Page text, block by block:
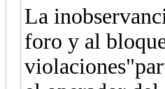
La
foro y al